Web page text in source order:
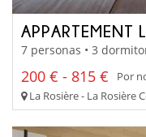
APPARTEMENT
7 personas • 3
200 € - 815 €
Por
La Rosière - La Rosière